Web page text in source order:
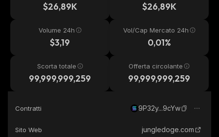
$26,89K $26,89K
Volume 24h
$3,19
Vol/Cap Mercato 24h
0,01%
Scorta totale
99,999,999,259
Offerta circolante
99,999,999,259
Contratti 9P32y...9cYw
Sito Web jungledoge.com